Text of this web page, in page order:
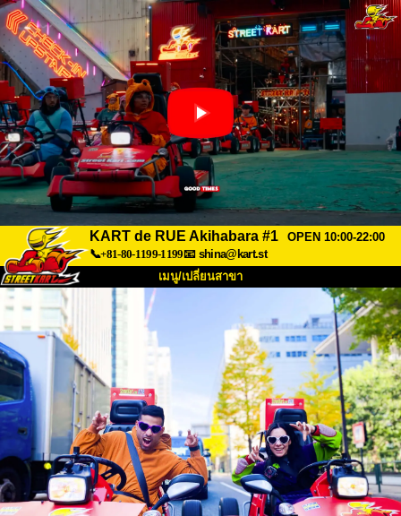
KART de RUE Akihabara #1
OPEN 10:00-22:00
📞+81-80-1199-1199📧 shina@kart.st
เมนู/เปลี่ยนสาขา
เกี่ยวกับ ราคา
การเข้าถึง เสียงจากผู้ใช้ คำถามที่พบบ่อย
บริษัท การจอง
เปลี่ยนสาขา
Tokyo Shinagawa Tokyo Akihabara#1
Tokyo Akihabara#2 Tokyo Shibuya